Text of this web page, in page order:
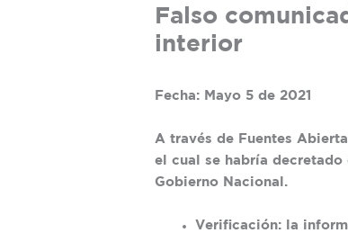
Falso
interior
Fecha: Mayo 5 de 2021
A través de Fuentes
el cual se habría
Gobierno Nacional.
Verificación: la